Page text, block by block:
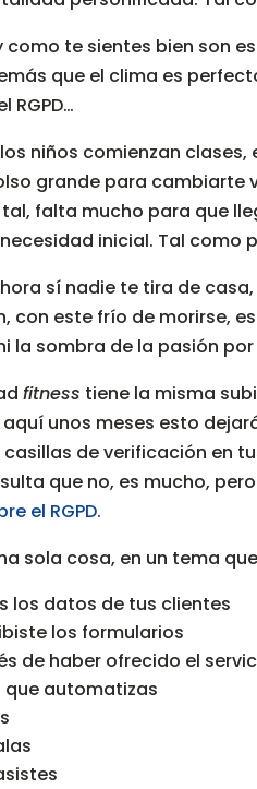
como te sientes bien son
que el clima es
RGPD…
niños comienzan
grande para cambiarte
falta mucho para que
inicial. Tal como
sí nadie te tira de
con este frío de morirse,
la sombra de la pasión
fitness tiene la misma
unos meses esto
de verificación en
que no, es mucho,
el RGPD.
sola cosa, en un tema
los datos de tus clientes
los formularios
de haber ofrecido el
que automatizas